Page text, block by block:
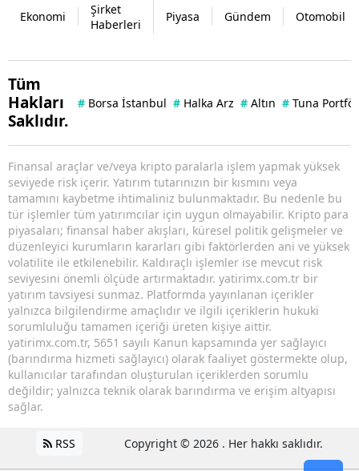
Ekonomi
Şirket
Haberleri
Piyasa Gündem Otomobil
Tüm
Hakları
Saklıdır.
# Borsa İstanbul # Halka Arz # Altın # Tuna
Finansal araçlar ve/veya kripto paralarla işlem yapmak yüksek
seviyede risk içerir. Yatırım tutarınızın bir kısmını veya
tamamını kaybetme ihtimaliniz bulunmaktadır. Bu nedenle bu
tür işlemler tüm yatırımcılar için uygun olmayabilir. Kripto para
piyasaları; finansal haber akışları, küresel politik gelişmeler ve
düzenleyici kurumların kararları gibi faktörlerden ani ve yüksek
volatilite ile etkilenebilir. Kaldıraçlı işlemler ise mevcut risk
seviyesini önemli ölçüde artırmaktadır. yatirimx.com.tr bir
yatırım tavsiyesi sunmaz. Platformda yayınlanan içerikler
yalnızca bilgilendirme amaçlıdır ve ilgili içeriklerin hukuki
sorumluluğu tamamen içeriği üreten kişiye aittir.
yatirimx.com.tr, 5651 sayılı Kanun kapsamında yer sağlayıcı
(barındırma hizmeti sağlayıcı) olarak faaliyet göstermekte olup,
kullanıcılar tarafından oluşturulan içeriklerden sorumlu
değildir; yalnızca teknik olarak barındırma ve erişim altyapısı
sağlar.
RSS Copyright © 2026 . Her hakkı saklıdır.